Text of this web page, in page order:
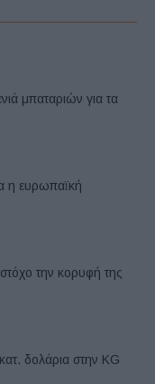
μπαταριών για τα
η ευρωπαϊκή
την κορυφή της
δολάρια στην KG